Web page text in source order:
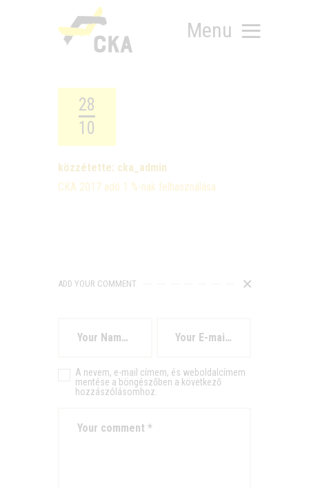
Menu
RÓLUNK
MIT SZERVEZÜNK?
KÉPEZD MAGAD!
TÁMOGATÁS
28
10
közzétette: cka_admin
CKA 2017 adó 1 %-nak felhasználása
ADD YOUR COMMENT
A nevem, e-mail címem, és weboldalcímem
mentése a böngészőben a következő
hozzászólásomhoz.